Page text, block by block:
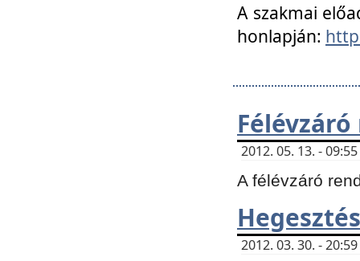
A szakmai
honlapján:
2012. 05. 13. -
A félévzáró
2012. 03. 30. -